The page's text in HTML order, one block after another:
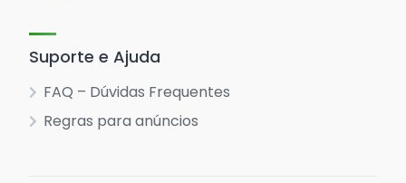
Suporte e Ajuda
FAQ – Dúvidas Frequentes
Regras para anúncios